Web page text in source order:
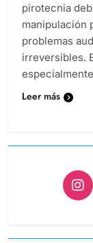
pirotecnia
manipulación
problemas
irreversibles.
Leer más